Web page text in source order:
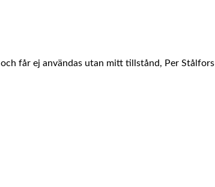
får ej användas utan mitt tillstånd, Per Stålfors